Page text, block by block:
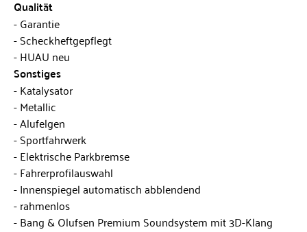
Qualität
Garantie
Scheckheftgepflegt
HUAU neu
Sonstiges
Katalysator
Metallic
Alufelgen
Sportfahrwerk
Elektrische Parkbremse
Fahrerprofilauswahl
Innenspiegel automatisch abblendend
rahmenlos
Bang & Olufsen Premium Soundsystem mit 3D-Klang